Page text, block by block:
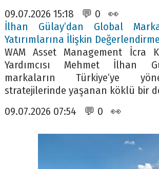
09.07.2026 15:18 💬 0 👀
İlhan Gülay’dan Global
Yatırımlarına İlişkin Değerlendirme
WAM Asset Management İcra
Yardımcısı Mehmet İlhan
markaların Türkiye’ye
stratejilerinde yaşanan köklü bir
09.07.2026 07:54 💬 0 👀